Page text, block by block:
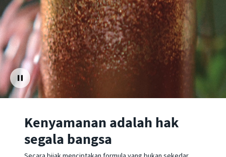
Kenyamanan adalah hak
segala bangsa